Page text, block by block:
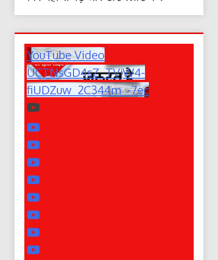
YouTube Video
UCTNsGD4sZ_TVjW4-
fiUDZuw_2C344m_-7ec